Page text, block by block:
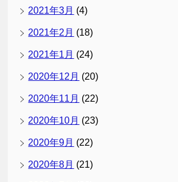
2021年3月 (4)
2021年2月 (18)
2021年1月 (24)
2020年12月 (20)
2020年11月 (22)
2020年10月 (23)
2020年9月 (22)
2020年8月 (21)